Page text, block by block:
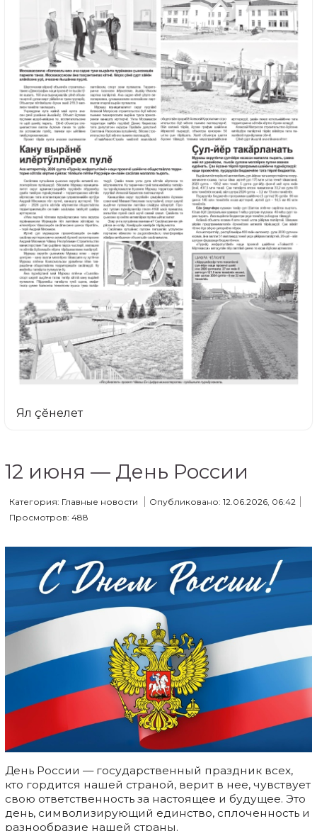
Ял çĕнелет
12 июня — День России
Категория: Главные новости
Опубликовано: 12.06.2026, 06:42
Просмотров: 488
День России — государственный праздник всех,
кто гордится нашей страной, верит в нее, чувствует
свою ответственность за настоящее и будущее. Это
день, символизирующий единство, сплоченность и
разнообразие нашей страны.